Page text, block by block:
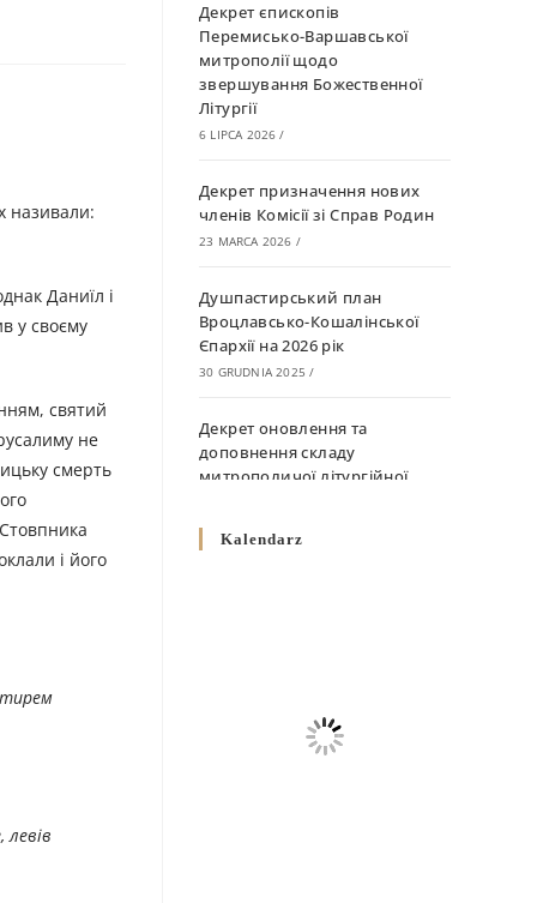
називали:
Даниїл і
у своєму
святий
не
смерть
і його
Декрет єпископів
Перемисько-Варшавської
митрополії щодо
звершування Божественної
Літургії
6 LIPCA 2026 /
Декрет призначення нових
членів Комісії зі Справ Родин
23 MARCA 2026 /
Душпастирський план
Вроцлавсько-Кошалінської
Єпархії на 2026 рік
30 GRUDNIA 2025 /
Декрет оновлення та
доповнення складу
митрополичої літургійної
10 GRUDNIA 2025
Декрет про відзначення
Великодня і всіх рухомих
Kalendarz